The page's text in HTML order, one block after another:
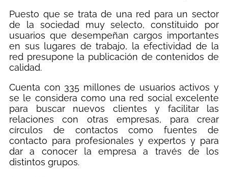
Puesto que se trata de una red para un sector
de la sociedad muy selecto, constituido por
usuarios que desempeñan cargos importantes
en sus lugares de trabajo, la efectividad de la
red presupone la publicación de contenidos de
calidad.
Cuenta con 335 millones de usuarios activos y
se le considera como una red social excelente
para buscar nuevos clientes y facilitar las
relaciones con otras empresas, para crear
círculos de contactos como fuentes de
contacto para profesionales y expertos y para
dar a conocer la empresa a través de los
distintos grupos.